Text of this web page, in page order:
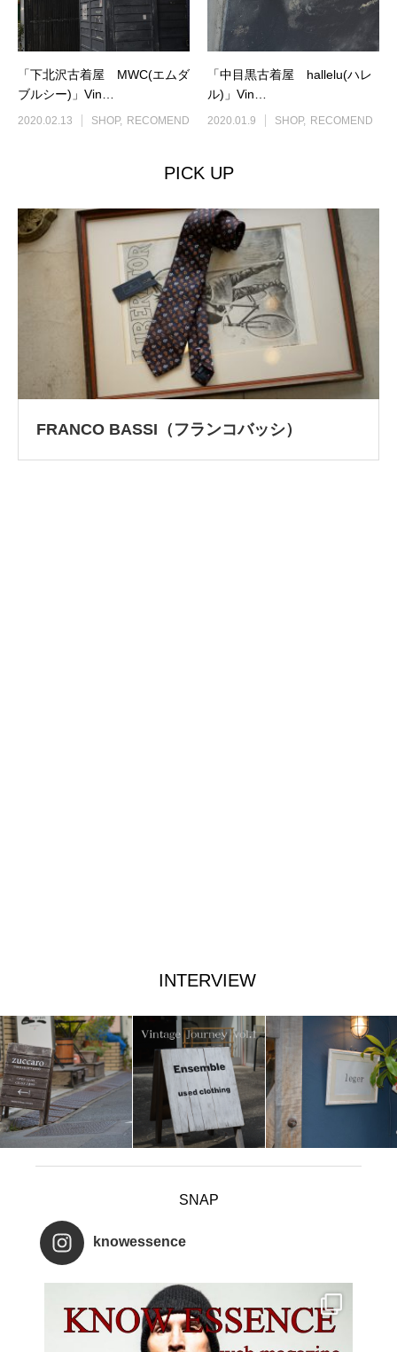
「下北沢古着屋 MWC(エムダ
ブルシー)」Vin…
2020.02.13 SHOP RECOMEND
「中目黒古着屋 hallelu(ハレ
ル)」Vin…
2020.01.9 SHOP RECOMEND
PICK UP
FRANCO BASSI（フランコバッシ）
INTERVIEW
SNAP
knowessence